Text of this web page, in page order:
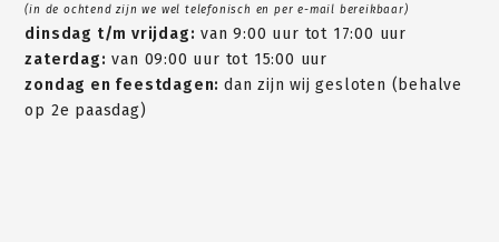
(in de ochtend zijn we wel telefonisch en per e-mail bereikbaar)
dinsdag t/m vrijdag: van 9:00 uur tot 17:00 uur
zaterdag: van 09:00 uur tot 15:00 uur
zondag en feestdagen:dan zijn wij gesloten (behalve
op 2e paasdag)